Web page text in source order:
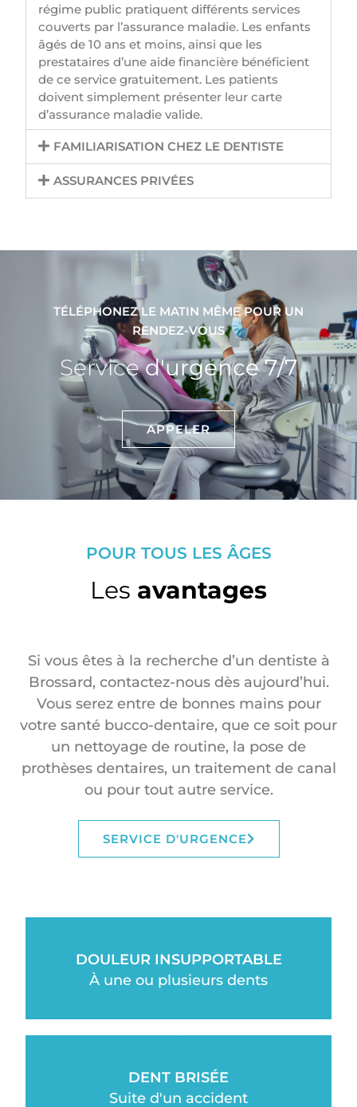
régime public pratiquent différents services
couverts par l’assurance maladie. Les enfants
âgés de 10 ans et moins, ainsi que les
prestataires d’une aide financière bénéficient
de ce service gratuitement. Les patients
doivent simplement présenter leur carte
d’assurance maladie valide.
FAMILIARISATION CHEZ LE DENTISTE
ASSURANCES PRIVÉES
TÉLÉPHONEZ LE MATIN MÊME POUR UN
RENDEZ-VOUS
Serviced'urgence 7/7
APPELER
POUR TOUS LES ÂGES
Les avantages
Si vous êtes à la recherche d’un dentiste à
Brossard, contactez-nous dès aujourd’hui.
Vous serez entre de bonnes mains pour
votre santé bucco-dentaire, que ce soit pour
un nettoyage de routine, la pose de
prothèses dentaires, un traitement de canal
ou pour tout autre service.
SERVICE D'URGENCE
DOULEUR INSUPPORTABLE
À une ou plusieurs dents
DENT BRISÉE
Suite d'un accident